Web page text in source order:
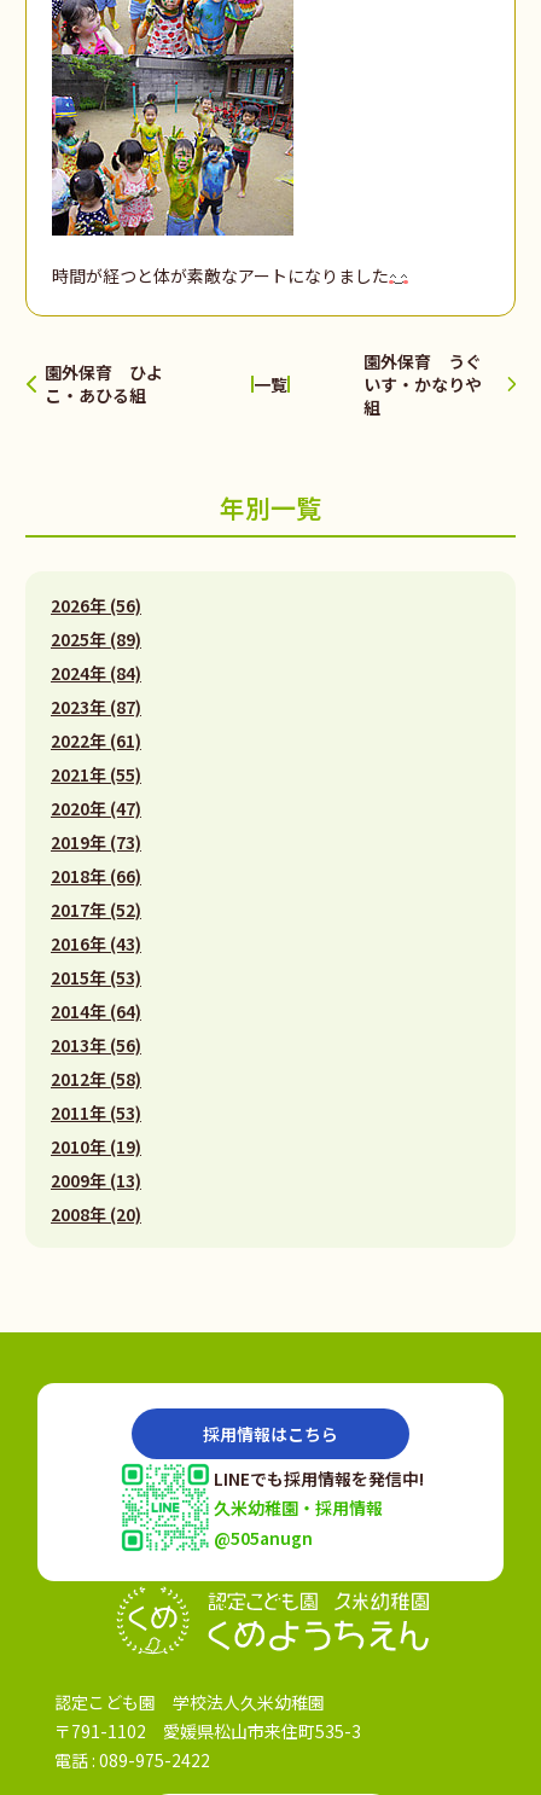
時間が経つと体が素敵なアートになりました
園外保育 ひよ
こ・あひる組
一覧
園外保育 うぐ
いす・かなりや
組
年別一覧
2026年 (56)
2025年 (89)
2024年 (84)
2023年 (87)
2022年 (61)
2021年 (55)
2020年 (47)
2019年 (73)
2018年 (66)
2017年 (52)
2016年 (43)
2015年 (53)
2014年 (64)
2013年 (56)
2012年 (58)
2011年 (53)
2010年 (19)
2009年 (13)
2008年 (20)
認定こども園 学校法人久米幼稚園
〒791-1102 愛媛県松山市来住町535-3
電話 : 089-975-2422
採用情報はこちら
LINEでも採用情報を発信中!
久米幼稚園・採用情報
@505anugn